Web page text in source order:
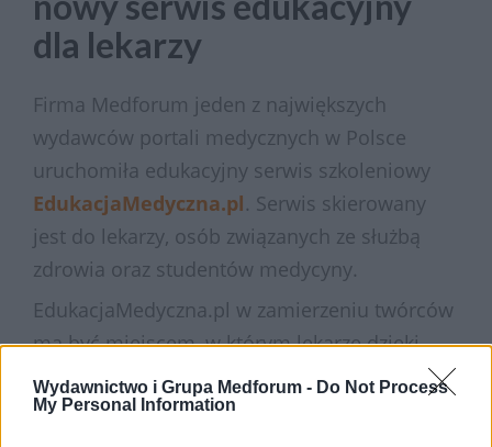
Wydawnictwo i Grupa Medforum - Do Not Process
My Personal Information
dla lekarzy
Firma Medforum jeden z największych
wydawców portali medycznych w Polsce
uruchomiła edukacyjny serwis szkoleniowy
EdukacjaMedyczna.pl. Serwis skierowany
jest do lekarzy, osób związanych ze służbą
zdrowia oraz studentów medycyny.
EdukacjaMedyczna.pl w zamierzeniu twórców
ma być miejscem, w którym lekarze dzięki
wykorzystaniu zaawansowanych technologii
internetowych będą mogli doskonalić swoje